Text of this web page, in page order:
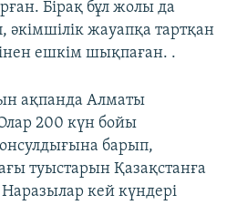
Бірақ бұл жолы да
әкімшілік жауапқа тартқан
ешкім шықпаған. .
ақпанда Алматы
200 күн бойы
барып,
туыстарын Қазақстанға
Наразылар кей күндері